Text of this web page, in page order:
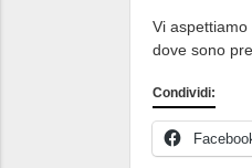
Vi aspettiamo
dove sono
Condividi: